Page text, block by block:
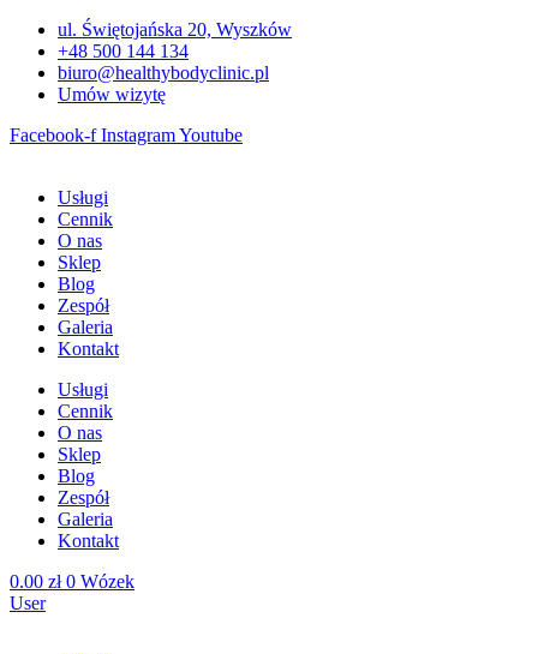
Przejdź
treści
ul. Świętojańska 20, Wyszków
+48 500 144 134
biuro@healthybodyclinic.pl
Umów wizytę
Facebook-f InstagramYoutube
Usługi
Cennik
O nas
Sklep
Blog
Zespół
Galeria
Kontakt
Usługi
Cennik
O nas
Sklep
Blog
Zespół
Galeria
Kontakt
0.00 zł 0 Wózek
User